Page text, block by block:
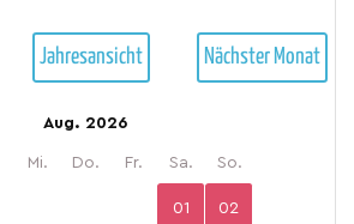
Jahresansicht Nächster Monat
Aug. 2026
Mi. Do. Fr. Sa. So.
01 02